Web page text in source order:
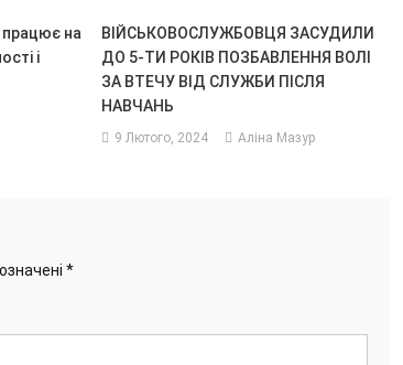
працює на
і
ВІЙСЬКОВОСЛУЖБОВЦЯ ЗАСУДИЛИ
ДО 5-ТИ РОКІВ ПОЗБАВЛЕННЯ ВОЛІ
ЗА ВТЕЧУ ВІД СЛУЖБИ ПІСЛЯ
НАВЧАНЬ
9 Лютого, 2024 Аліна Мазур
*